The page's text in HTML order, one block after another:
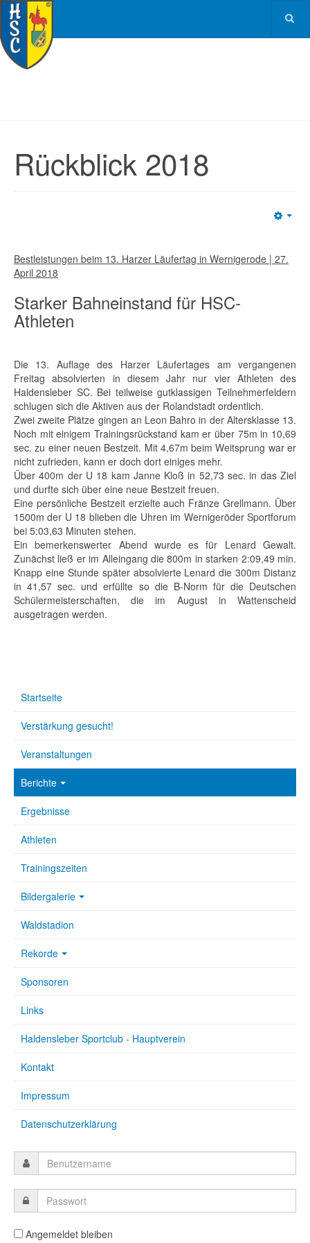
Rückblick 2018
Bestleistungen beim 13. Harzer Läufertag in Wernigerode | 27.
April 2018
Starker Bahneinstand für HSC-
Athleten
Die 13. Auflage des Harzer Läufertages am vergangenen
Freitag absolvierten in diesem Jahr nur vier Athleten des
Haldensleber SC. Bei teilweise gutklassigen Teilnehmerfeldern
schlugen sich die Aktiven aus der Rolandstadt ordentlich.
Zwei zweite Plätze gingen an Leon Bahro in der Altersklasse 13.
Noch mit einigem Trainingsrückstand kam er über 75m in 10,69
sec. zu einer neuen Bestzeit. Mit 4,67m beim Weitsprung war er
nicht zufrieden, kann er doch dort einiges mehr.
Über 400m der U 18 kam Janne Kloß in 52,73 sec. in das Ziel
und durfte sich über eine neue Bestzeit freuen.
Eine persönliche Bestzeit erzielte auch Fränze Grellmann. Über
1500m der U 18 blieben die Uhren im Wernigeröder Sportforum
bei 5:03,63 Minuten stehen.
Ein bemerkenswerter Abend wurde es für Lenard Gewalt.
Zunächst ließ er im Alleingang die 800m in starken 2:09,49 min.
Knapp eine Stunde später absolvierte Lenard die 300m Distanz
in 41,57 sec. und erfüllte so die B-Norm für die Deutschen
Schülermeisterschaften, die im August in Wattenscheid
ausgetragen werden.
Startseite
Verstärkung gesucht!
Veranstaltungen
Berichte
Ergebnisse
Athleten
Trainingszeiten
Bildergalerie
Waldstadion
Rekorde
Sponsoren
Links
Haldensleber Sportclub - Hauptverein
Kontakt
Impressum
Datenschutzerklärung
Angemeldet bleiben